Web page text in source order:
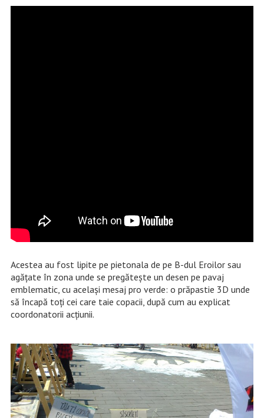
Acestea au fost lipite pe pietonala de pe B-dul Eroilor sau
agățate în zona unde se pregătește un desen pe pavaj
emblematic, cu același mesaj pro verde: o prăpastie 3D unde
să încapă toți cei care taie copacii, după cum au explicat
coordonatorii acțiunii.